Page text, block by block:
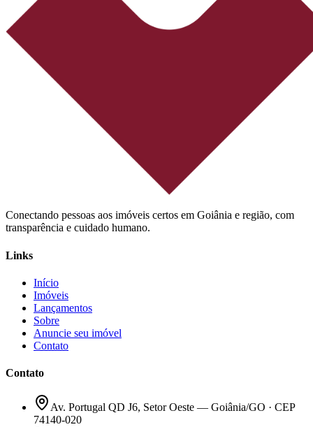
Conectando pessoas aos imóveis certos em Goiânia e região, com
transparência e cuidado humano.
Links
Início
Imóveis
Lançamentos
Sobre
Anuncie seu imóvel
Contato
Contato
Av. Portugal QD J6, Setor Oeste — Goiânia/GO · CEP
74140-020